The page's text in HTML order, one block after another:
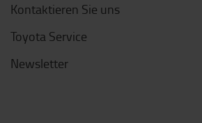
Kontaktieren Sie uns
Toyota Service
Newsletter